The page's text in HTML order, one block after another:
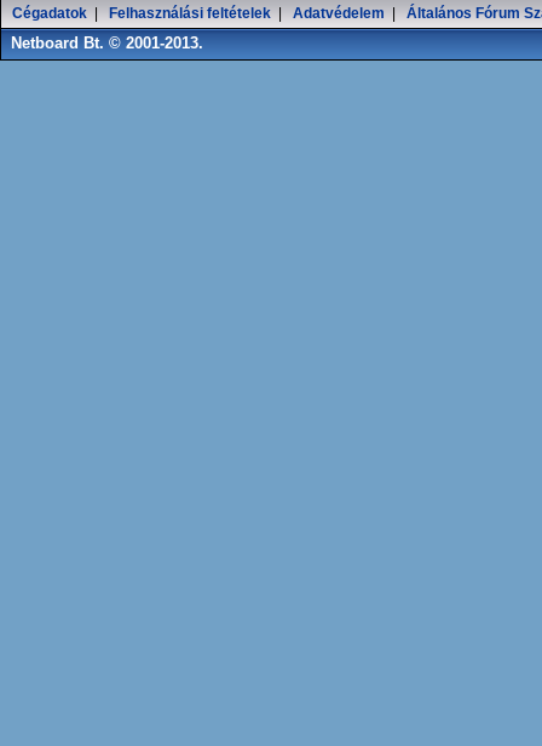
Cégadatok Felhasználási feltételek Adatvédelem Általános Fórum
Netboard Bt. © 2001-2013.